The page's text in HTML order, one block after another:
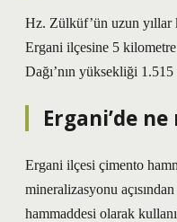
Hz. Zülküf’ün uzun yıllar
Ergani ilçesine 5
Dağı’nın yüksekliği 1.515
Ergani’de
Ergani ilçesi çimento
mineralizasyonu
hammaddesi olarak